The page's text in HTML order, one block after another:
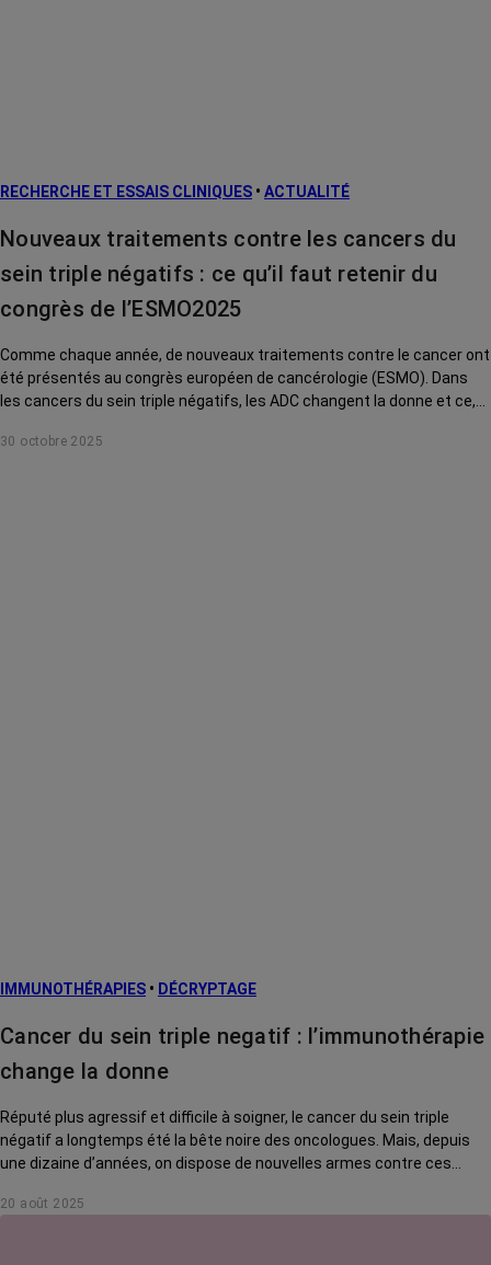
RECHERCHE ET ESSAIS CLINIQUES • ACTUALITÉ
Nouveaux traitements contre les cancers du
sein triple négatifs : ce qu’il faut retenir du
congrès de l’ESMO2025
Comme chaque année, de nouveaux traitements contre le cancer ont
été présentés au congrès européen de cancérologie (ESMO). Dans
les cancers du sein triple négatifs, les ADC changent la donne et ce,
Thomas Bachelot, oncologue au Centre Léon Bérard (Lyon).
30 octobre 2025
IMMUNOTHÉRAPIES • DÉCRYPTAGE
Cancer du sein triple negatif : l’immunothérapie
change la donne
Réputé plus agressif et difficile à soigner, le cancer du sein triple
négatif a longtemps été la bête noire des oncologues. Mais, depuis
une dizaine d’années, on dispose de nouvelles armes contre ces
potentiel…
20 août 2025